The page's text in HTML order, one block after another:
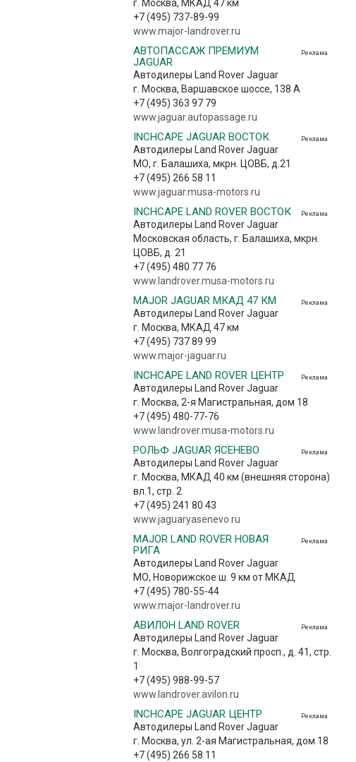
г. Москва, МКАД 47 км
+7 (495) 737-89-99
www.major-landrover.ru
Реклама
АВТОПАССАЖ ПРЕМИУМ
JAGUAR
Автодилеры Land Rover Jaguar
г. Москва, Варшавское шоссе, 138 А
+7 (495) 363 97 79
www.jaguar.autopassage.ru
Реклама
INCHCAPE JAGUAR ВОСТОК
Автодилеры Land Rover Jaguar
МО, г. Балашиха, мкрн. ЦОВБ, д.21
+7 (495) 266 58 11
www.jaguar.musa-motors.ru
Реклама
INCHCAPE LAND ROVER ВОСТОК
Автодилеры Land Rover Jaguar
Московская область, г. Балашиха, мкрн.
ЦОВБ, д. 21
+7 (495) 480 77 76
www.landrover.musa-motors.ru
Реклама
MAJOR JAGUAR МКАД 47 КМ
Автодилеры Land Rover Jaguar
г. Москва, МКАД 47 км
+7 (495) 737 89 99
www.major-jaguar.ru
Реклама
INCHCAPE LAND ROVER ЦЕНТР
Автодилеры Land Rover Jaguar
г. Москва, 2-я Магистральная, дом 18
+7 (495) 480-77-76
www.landrover.musa-motors.ru
Реклама
РОЛЬФ JAGUAR ЯСЕНЕВО
Автодилеры Land Rover Jaguar
г. Москва, МКАД 40 км (внешняя сторона)
вл.1, стр. 2
+7 (495) 241 80 43
www.jaguaryasenevo.ru
Реклама
MAJOR LAND ROVER НОВАЯ
РИГА
Автодилеры Land Rover Jaguar
МО, Новорижское ш. 9 км от МКАД
+7 (495) 780-55-44
www.major-landrover.ru
Реклама
АВИЛОН LAND ROVER
Автодилеры Land Rover Jaguar
г. Москва, Волгоградский просп., д. 41, стр.
1
+7 (495) 988-99-57
www.landrover.avilon.ru
Реклама
INCHCAPE JAGUAR ЦЕНТР
Автодилеры Land Rover Jaguar
г. Москва, ул. 2-ая Магистральная, дом 18
+7 (495) 266 58 11